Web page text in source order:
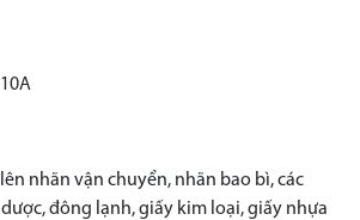
nhãn vận chuyển, nhãn bao bì, các
đông lạnh, giấy kim loại, giấy nhựa